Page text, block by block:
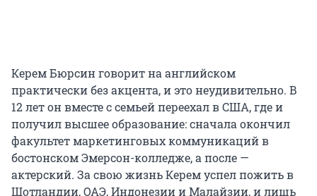
Керем Бюрсин говорит на английском
практически без акцента, и это неудивительно. В
12 лет он вместе с семьей переехал в США, где и
получил высшее образование: сначала окончил
факультет маркетинговых коммуникаций в
бостонском Эмерсон-колледже, а после —
актерский. За свою жизнь Керем успел пожить в
Шотландии, ОАЭ, Индонезии и Малайзии, и лишь